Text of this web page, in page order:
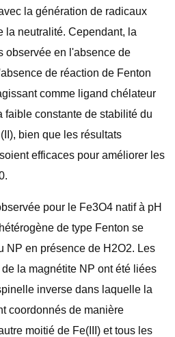
la génération de radicaux
la neutralité. Cependant, la
observée en l'absence de
de réaction de Fenton
comme ligand chélateur
faible constante de stabilité du
bien que les résultats
efficaces pour améliorer les
pour le Fe3O4 natif à pH
de type Fenton se
NP en présence de H2O2. Les
la magnétite NP ont été liées
inverse dans laquelle la
coordonnés de manière
moitié de Fe(III) et tous les